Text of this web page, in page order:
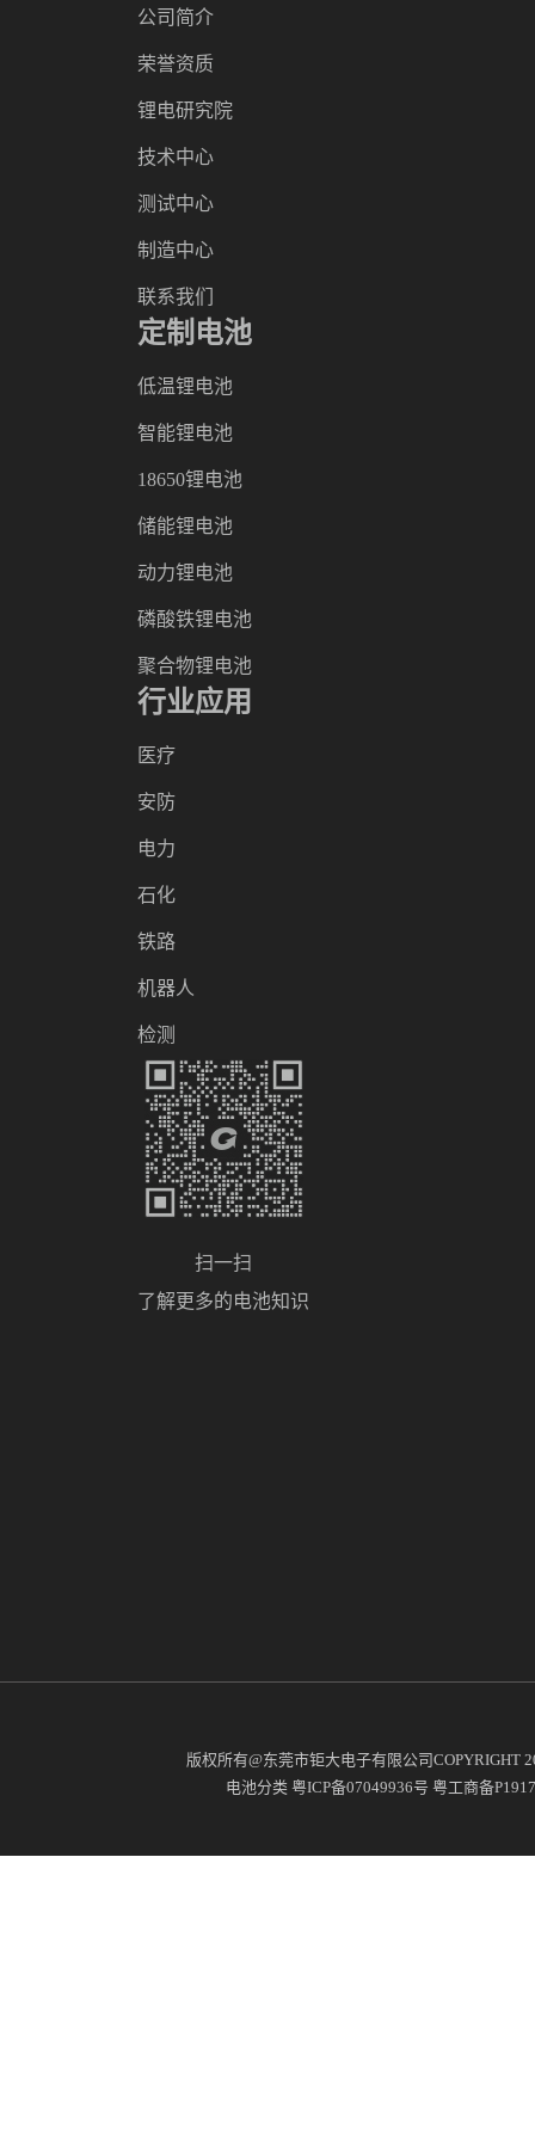
公司简介
荣誉资质
锂电研究院
技术中心
测试中心
制造中心
联系我们
定制电池
低温锂电池
智能锂电池
18650锂电池
储能锂电池
动力锂电池
磷酸铁锂电池
聚合物锂电池
行业应用
医疗
安防
电力
石化
铁路
机器人
检测
扫一扫
了解更多的电池知识
版权所有@东莞市钜大电子有限公司COPYRIGHT
电池分类 粤ICP备07049936号 粤工商备